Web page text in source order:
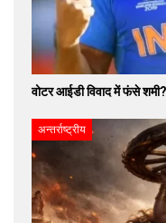
वोटर आईडी विवाद में फंसे
अन्तर्राष्ट्रीय